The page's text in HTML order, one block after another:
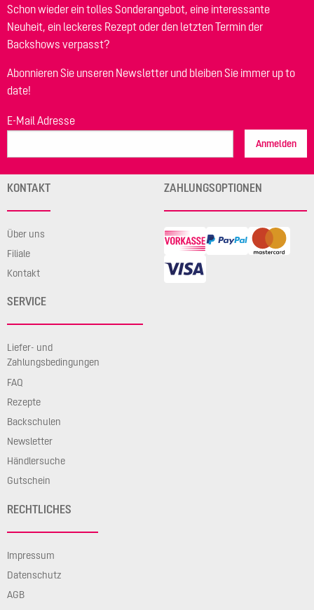
Schon wieder ein tolles Sonderangebot, eine interessante
Neuheit, ein leckeres Rezept oder den letzten Termin der
Backshows verpasst?
Abonnieren Sie unseren Newsletter und bleiben Sie immer up to
date!
E-Mail Adresse
Anmelden
KONTAKT
Über uns
Filiale
Kontakt
SERVICE
Liefer- und
Zahlungsbedingungen
FAQ
Rezepte
Backschulen
Newsletter
Händlersuche
Gutschein
RECHTLICHES
Impressum
Datenschutz
AGB
ZAHLUNGSOPTIONEN